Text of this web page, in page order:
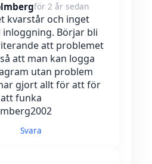
för 2 år sedan
kvarstår och inget
inloggning. Börjar bli
att problemet
att man kan logga
utan problem
gjort allt för att för
funka
Svara